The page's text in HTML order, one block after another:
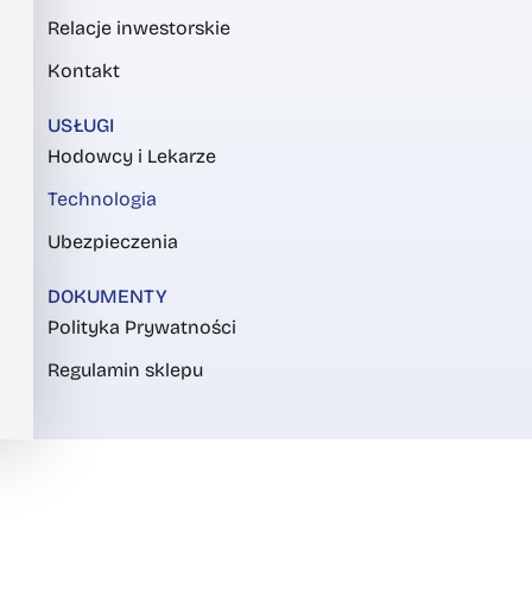
Relacje inwestorskie
Kontakt
USŁUGI
Hodowcy i Lekarze
Technologia
Ubezpieczenia
DOKUMENTY
Polityka Prywatności
Regulamin sklepu